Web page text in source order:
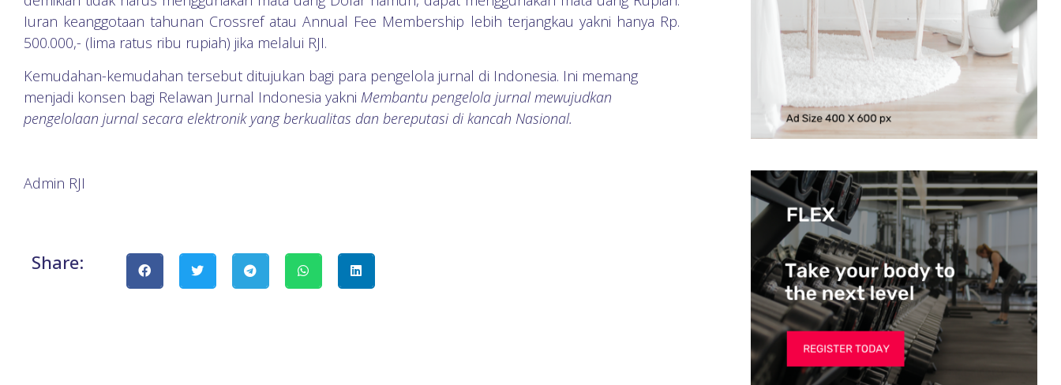
Iuran keanggotaan tahunan Crossref atau Annual Fee Membership lebih terjangkau yakni hanya Rp.
500.000,- (lima ratus ribu rupiah) jika melalui RJI.
Kemudahan-kemudahan tersebut ditujukan bagi para pengelola jurnal di Indonesia. Ini memang
menjadi konsen bagi Relawan Jurnal Indonesia yakni Membantu pengelola jurnal mewujudkan
pengelolaan jurnal secara elektronik yang berkualitas dan bereputasi di kancah Nasional.
Admin RJI
Share: